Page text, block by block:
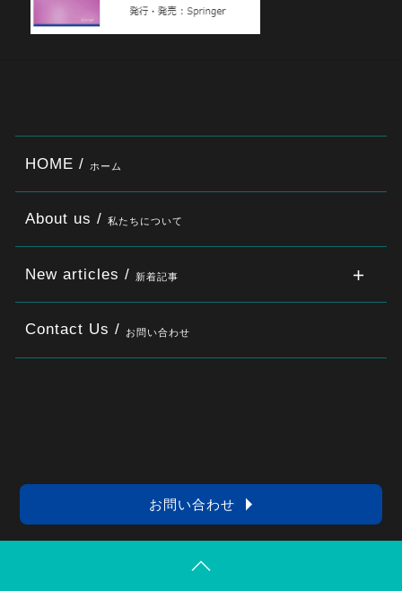
〒100-0011
HOME / ホーム
About us / 私たちについて
New articles / 新着記事
Contact Us / お問い合わせ
お問い合わせ